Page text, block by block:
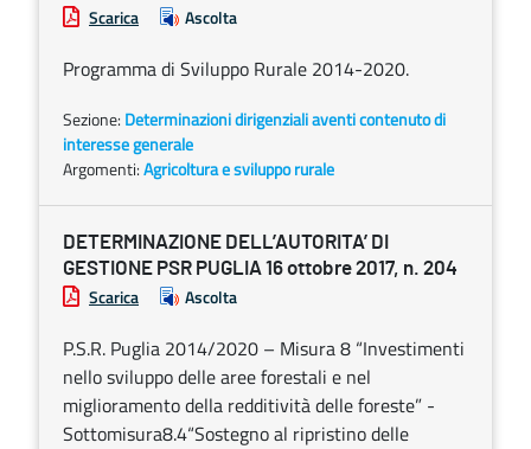
Scarica Ascolta
Programma di Sviluppo Rurale 2014-2020.
Sezione: Determinazioni dirigenziali aventi contenuto di
interesse generale
Argomenti:Agricoltura e sviluppo rurale
DETERMINAZIONE DELL’AUTORITA’ DI
GESTIONE PSR PUGLIA 16 ottobre 2017, n. 204
Scarica Ascolta
P.S.R. Puglia 2014/2020 – Misura 8 “Investimenti
nello sviluppo delle aree forestali e nel
miglioramento della redditività delle foreste” -
Sottomisura8.4“Sostegno al ripristino delle